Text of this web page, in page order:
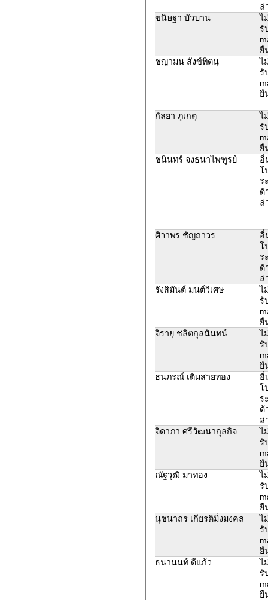
ล่
ขนิษฐา บัวบาน
ไ
รั
ยื
ชญามน สังข์ทิตนุ
ไ
รั
ยื
กัลยา​ ภู​เกตุ​
ไ
รั
ยื
ชนินทร์ จงธนาไพฑูรย์
อื่
โ
ร
ด้
ล่
ศิวาพร ชัญถาวร
อื่
โ
ร
ด้
ล่
รังสิมันต์ มนต์วิเศษ
ไ
รั
ยื
จิรายุ ชลิตกุลนันทน์
ไ
รั
ยื
ธนภรณ์ เติมสายทอง
อื่
โ
ร
ด้
ล่
จิดาภา ศรีวัฒนากุลกิจ
ไ
รั
ยื
ณัฐวุฒิ มาทอง
ไ
รั
ยื
นุชนาถร เกียรติมิ่งมงคล
ไ
รั
ยื
ธนานนท์ ดีแก้ว
ไ
รั
ยื